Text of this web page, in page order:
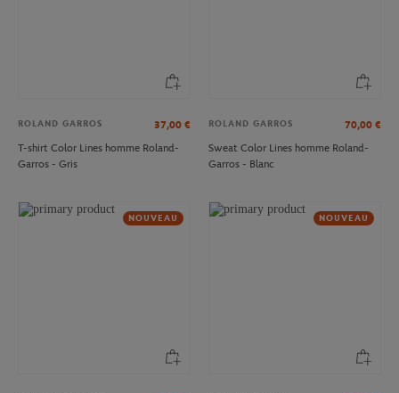
ROLAND GARROS 37,00 €
T-shirt Color Lines homme Roland-
Garros - Gris
ROLAND GARROS 70,00 €
Sweat Color Lines homme Roland-
Garros - Blanc
NOUVEAU NOUVEAU